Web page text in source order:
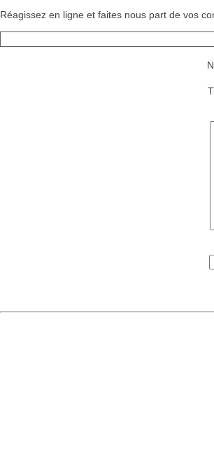
Réagissez en ligne et faites nous part de vos